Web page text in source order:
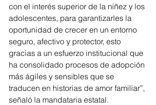
con el interés superior de la niñez y los
adolescentes, para garantizarles la
oportunidad de crecer en un entorno
seguro, afectivo y protector, esto
gracias a un esfuerzo institucional que
ha consolidado procesos de adopción
más ágiles y sensibles que se
traducen en historias de amor familiar”,
señaló la mandataria estatal.